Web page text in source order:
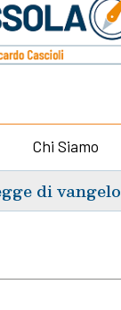
Chi Siamo
di vangelo